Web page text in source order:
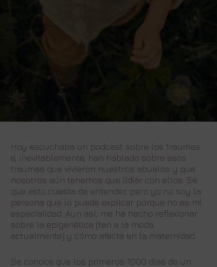
Hoy escuchaba un podcast sobre los traumas
e, inevitablemente, han hablado sobre esos
traumas que vivieron nuestros abuelos y que
nosotros aún tenemos que lidiar con ellos. Sé
que esto cuesta de entender, pero yo no soy la
persona que lo puede explicar porque no es mi
especialidad. Aun así, me ha hecho reflexionar
sobre la epigenética (tan a la moda
actualmente) y cómo afecta en la maternidad.
Se conoce que los primeros 1000 días de un